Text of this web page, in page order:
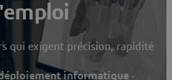
qui exigent précision, rapidité
informatique ·